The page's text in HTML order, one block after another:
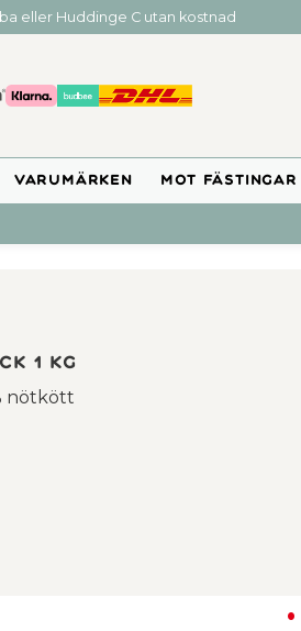
eller Huddinge C utan kostnad
VARUMÄRKEN MOT FÄSTINGAR
1 kg
nötkött